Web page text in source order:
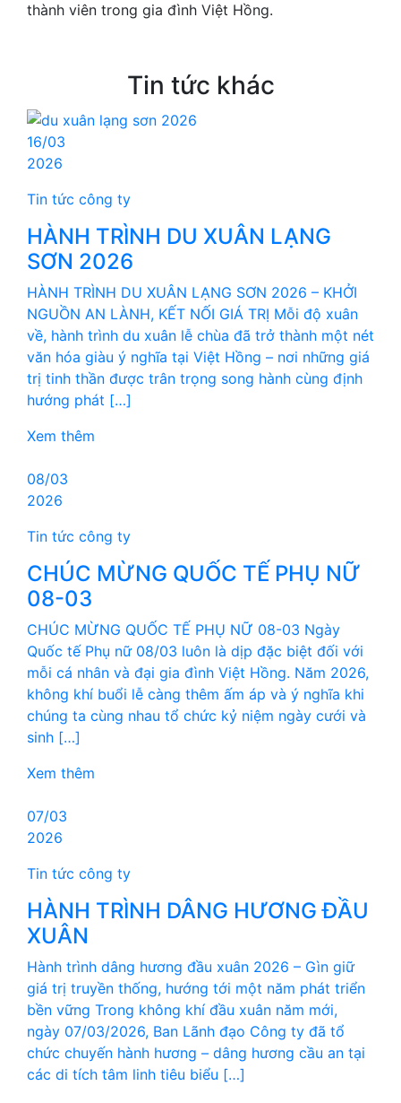
thành viên trong gia đình Việt Hồng.
Tin tức khác
16/03
2026
Tin tức công ty
HÀNH TRÌNH DU XUÂN LẠNG
SƠN 2026
HÀNH TRÌNH DU XUÂN LẠNG SƠN 2026 – KHỞI
NGUỒN AN LÀNH, KẾT NỐI GIÁ TRỊ Mỗi độ xuân
về, hành trình du xuân lễ chùa đã trở thành một nét
văn hóa giàu ý nghĩa tại Việt Hồng – nơi những giá
trị tinh thần được trân trọng song hành cùng định
hướng phát […]
Xem thêm
08/03
2026
Tin tức công ty
CHÚC MỪNG QUỐC TẾ PHỤ NỮ
08-03
CHÚC MỪNG QUỐC TẾ PHỤ NỮ 08-03 Ngày
Quốc tế Phụ nữ 08/03 luôn là dịp đặc biệt đối với
mỗi cá nhân và đại gia đình Việt Hồng. Năm 2026,
không khí buổi lễ càng thêm ấm áp và ý nghĩa khi
chúng ta cùng nhau tổ chức kỷ niệm ngày cưới và
sinh […]
Xem thêm
07/03
2026
Tin tức công ty
HÀNH TRÌNH DÂNG HƯƠNG ĐẦU
XUÂN
Hành trình dâng hương đầu xuân 2026 – Gìn giữ
giá trị truyền thống, hướng tới một năm phát triển
bền vững Trong không khí đầu xuân năm mới,
ngày 07/03/2026, Ban Lãnh đạo Công ty đã tổ
chức chuyến hành hương – dâng hương cầu an tại
các di tích tâm linh tiêu biểu […]